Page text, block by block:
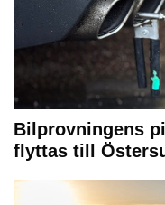
Bilprovningens
flyttas till